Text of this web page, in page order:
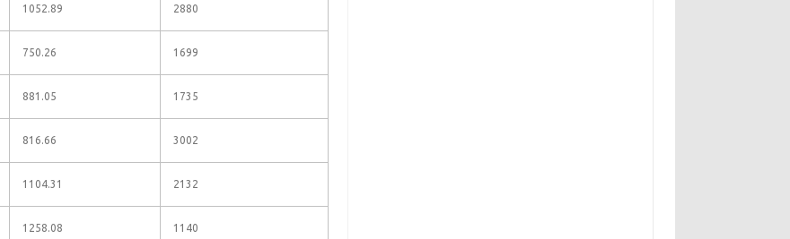
1052.89 2880
750.26 1699
881.05 1735
816.66 3002
1104.31 2132
1258.08 1140